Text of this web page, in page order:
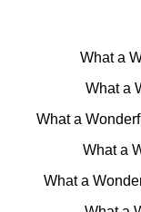
What a
What a
What a
What a
What a